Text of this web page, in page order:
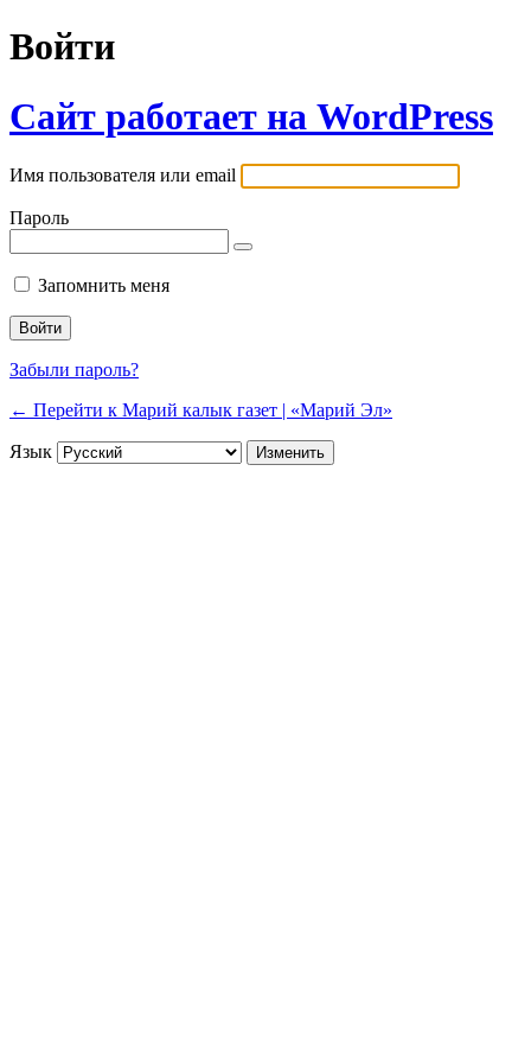
Войти
Сайт работает на WordPress
Имя пользователя или email
Пароль
Запомнить меня
Забыли пароль?
← Перейти к Марий калык газет | «Марий Эл»
Язык